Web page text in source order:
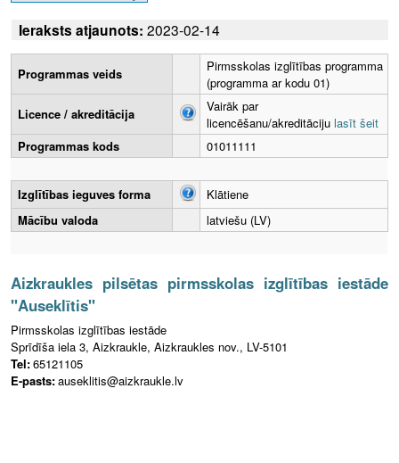
Ieraksts atjaunots: 2023-02-14
Programmas veids
Pirmsskolas izglītības programma
(programma ar kodu 01)
Licence / akreditācija
Vairāk par
licencēšanu/akreditāciju lasīt šeit
Programmas kods
01011111
Izglītības ieguves forma
Klātiene
Mācību valoda
latviešu (LV)
Aizkraukles pilsētas pirmsskolas izglītības iestāde
"Auseklītis"
Pirmsskolas izglītības iestāde
Sprīdīša iela 3, Aizkraukle, Aizkraukles nov., LV-5101
Tel:65121105
E-pasts:auseklitis@aizkraukle.lv